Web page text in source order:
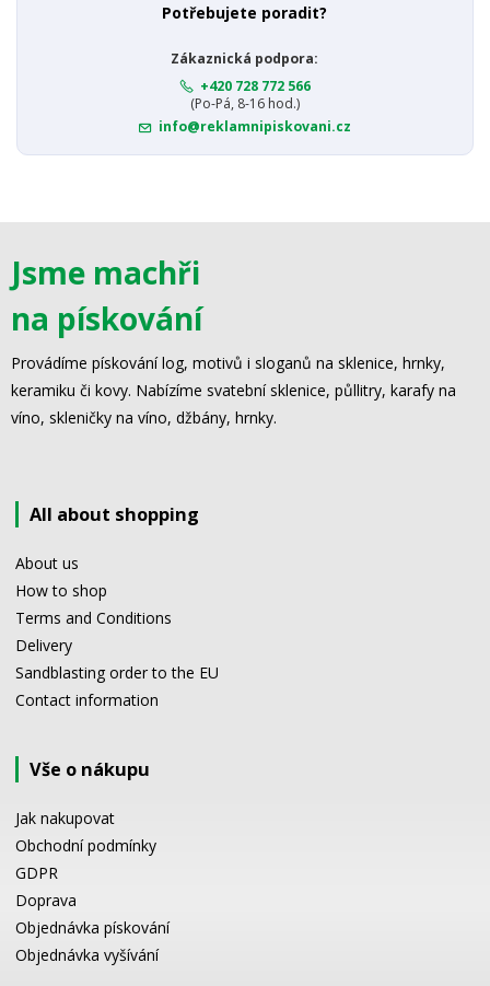
Potřebujete poradit?
Zákaznická podpora:
+420 728 772 566
(Po-Pá, 8-16 hod.)
info@reklamnipiskovani.cz
Jsme machři
na pískování
Provádíme pískování log, motivů i sloganů na sklenice, hrnky,
keramiku či kovy. Nabízíme svatební sklenice, půllitry, karafy na
víno, skleničky na víno, džbány, hrnky.
All about shopping
About us
How to shop
Terms and Conditions
Delivery
Sandblasting order to the EU
Contact information
Vše o nákupu
Jak nakupovat
Obchodní podmínky
GDPR
Doprava
Objednávka pískování
Objednávka vyšívání